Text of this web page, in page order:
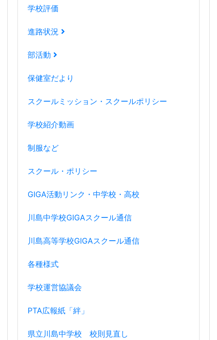
学校評価
進路状況
部活動
保健室だより
スクールミッション・スクールポリシー
学校紹介動画
制服など
スクール・ポリシー
GIGA活動リンク・中学校・高校
川島中学校GIGAスクール通信
川島高等学校GIGAスクール通信
各種様式
学校運営協議会
PTA広報紙「絆」
県立川島中学校 校則見直し